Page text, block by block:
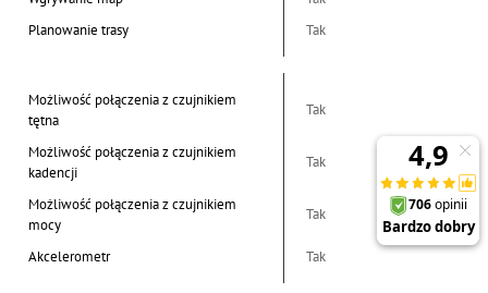
Planowanie trasy
Tak
Możliwość połączenia z czujnikiem
tętna
Tak
Możliwość połączenia z czujnikiem
kadencji
Tak
Możliwość połączenia z czujnikiem
mocy
Tak
Akcelerometr Tak